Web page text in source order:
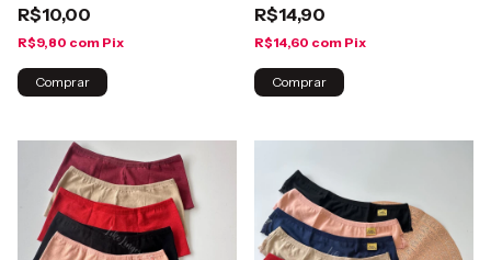
R$10,00
R$9,80 com Pix
Comprar
R$14,90
R$14,60 com Pix
Comprar